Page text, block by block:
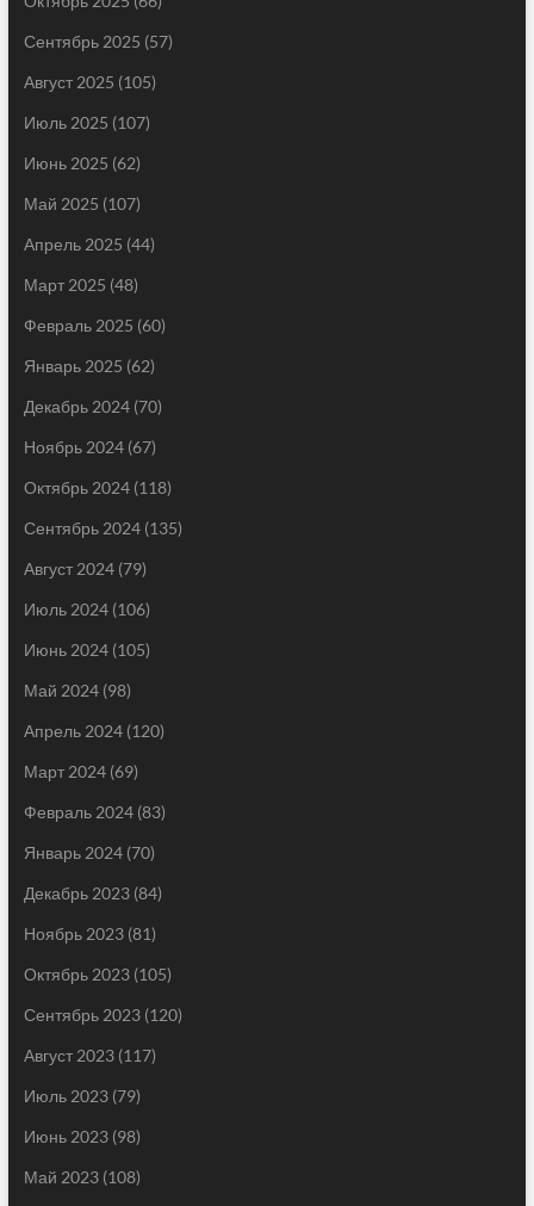
Сентябрь 2025 (57)
Август 2025 (105)
Июль 2025 (107)
Июнь 2025 (62)
Май 2025 (107)
Апрель 2025 (44)
Март 2025 (48)
Февраль 2025 (60)
Январь 2025 (62)
Декабрь 2024(70)
Ноябрь 2024(67)
Октябрь 2024(118)
Сентябрь 2024(135)
Август 2024(79)
Июль 2024(106)
Июнь 2024(105)
Май 2024(98)
Апрель 2024(120)
Март 2024(69)
Февраль 2024(83)
Январь 2024(70)
Декабрь 2023(84)
Ноябрь 2023(81)
Октябрь 2023(105)
Сентябрь 2023(120)
Август 2023(117)
Июль 2023(79)
Июнь 2023(98)
Май 2023(108)